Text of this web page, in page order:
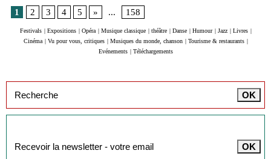
1
2 3 4 5 » ... 158
Festivals Expositions Opéra Musique classique théâtre Danse Humour Jazz Livres
Cinéma
Vu pour vous, critiques Musiques du monde, chanson Tourisme & restaurants
Evénements
Téléchargements